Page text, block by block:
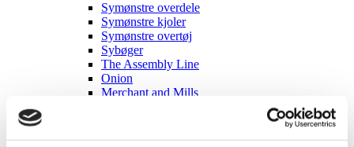
Symønstre overdele
Symønstre kjoler
Symønstre overtøj
Sybøger
The Assembly Line
Onion
Merchant and Mills